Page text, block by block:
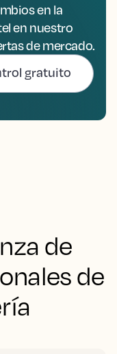
en la
en nuestro
de mercado.
gratuito
de
de